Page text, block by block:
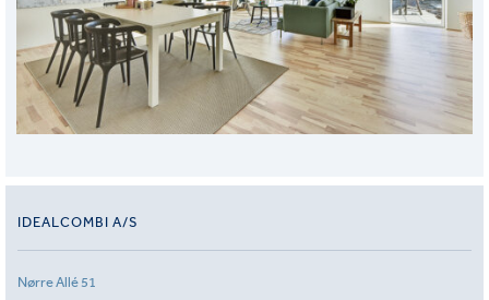
IDEALCOMBI A/S
Nørre Allé 51